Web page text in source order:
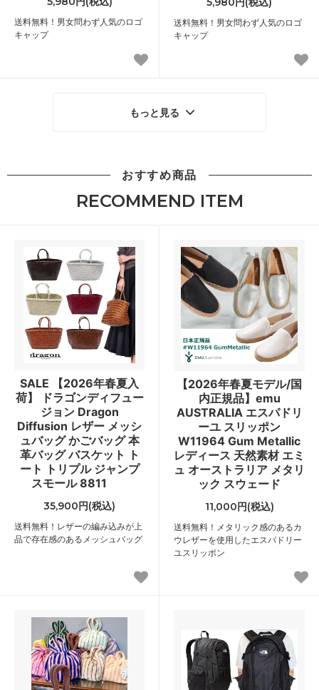
送料無料！男女問わず人気のロゴ
キャップ
送料無料！男女問わず人気のロゴ
キャップ
もっと見る
おすすめ商品
RECOMMEND ITEM
SALE 【2026年春夏入
荷】 ドラゴンディフュー
ジョン Dragon
Diffusion レザー メッシ
ュバッグ かごバッグ 本
革バッグ バスケット ト
ート トリプル ジャンプ
スモール 8811
35,900円(税込)
送料無料！レザーの編み込みが上
品で存在感のあるメッシュバッグ
【2026年春夏モデル/国
内正規品】emu
AUSTRALIA エスパドリ
ーユ スリッポン
W11964 Gum Metallic
レディース 天然素材 エミ
ュ オーストラリア メタリ
ック スウェード
11,000円(税込)
送料無料！メタリック感のあるカ
ウレザーを使用したエスパドリー
ユスリッポン